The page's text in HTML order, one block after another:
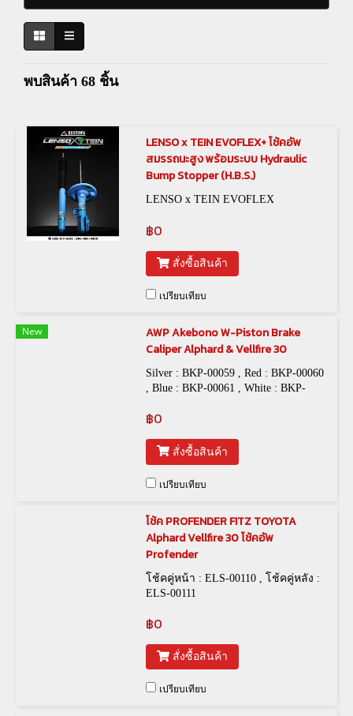
พบสินค้า 68 ชิ้น
LENSO x TEIN EVOFLEX+ โช้คอัพ
สมรรถนะสูง พร้อมระบบ Hydraulic
Bump Stopper (H.B.S.)
LENSO x TEIN EVOFLEX
฿0
สั่งซื้อสินค้า
เปรียบเทียบ
New
AWP Akebono W-Piston Brake
Caliper Alphard & Vellfire 30
Silver : BKP-00059 , Red : BKP-00060
, Blue : BKP-00061 , White : BKP-
฿0
สั่งซื้อสินค้า
เปรียบเทียบ
โช้ค PROFENDER FITZ TOYOTA
Alphard Vellfire 30 โช้คอัพ
Profender
โช้คคู่หน้า : ELS-00110 , โช้คคู่หลัง :
ELS-00111
฿0
สั่งซื้อสินค้า
เปรียบเทียบ